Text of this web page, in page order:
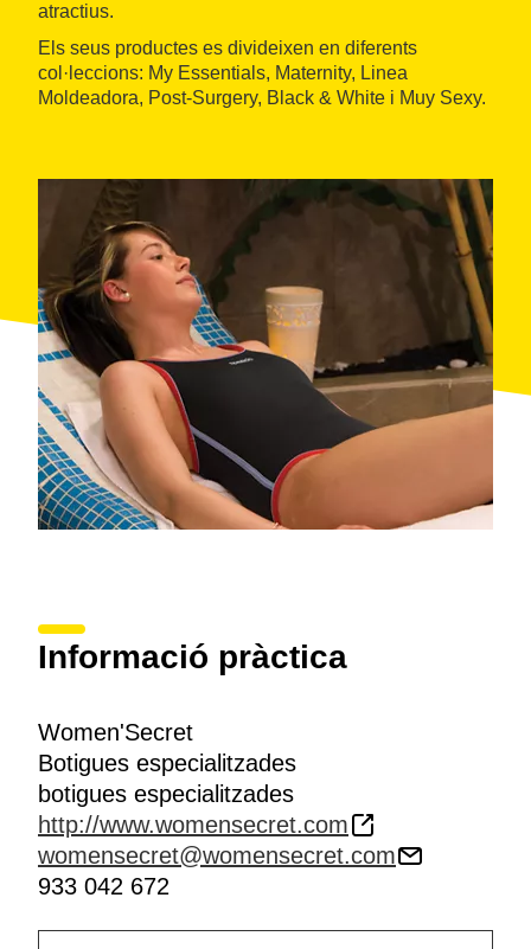
atractius.
Els seus productes es divideixen en diferents
col·leccions: My Essentials, Maternity, Linea
Moldeadora, Post-Surgery, Black & White i Muy Sexy.
Informació pràctica
Women'Secret
Botigues especialitzades
botigues especialitzades
http://www.womensecret.com
womensecret@womensecret.com
933 042 672